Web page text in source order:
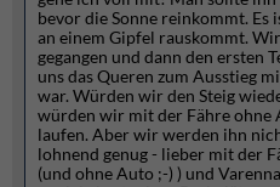
bevor die Sonne reinkommt. Es
an einem Gipfel rauskommt.
gegangen und dann den ersten
uns das Queren zum Ausstieg
war. Würden wir den Steig
würden wir mit der Fähre ohne
laufen. Aber wir werden ihn
lohnend genug - lieber mit der
(und ohne Auto ;-) ) und